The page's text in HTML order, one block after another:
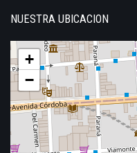
NUESTRA UBICACION
+
−